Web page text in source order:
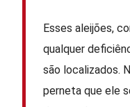
Esses aleijões,
qualquer
são localizados.
perneta que ele